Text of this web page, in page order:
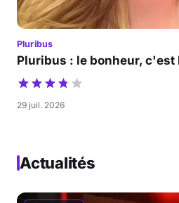
Pluribus
Pluribus : le bonheur, c'est
29 juil. 2026
Actualités